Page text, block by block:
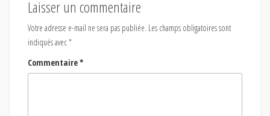
Laisser un commentaire
Votre adresse e-mail ne sera pas publiée. Les champs obligatoires sont
indiqués avec*
Commentaire*